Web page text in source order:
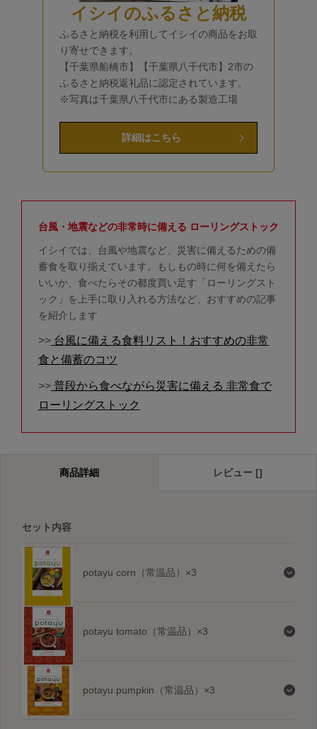
イシイのふるさと納税
ふるさと納税を利用してイシイの商品をお取
り寄せできます。
【千葉県船橋市】【千葉県八千代市】2市の
ふるさと納税返礼品に認定されています。
※写真は千葉県八千代市にある製造工場
詳細はこちら
台風・地震などの非常時に備える ローリングストック
イシイでは、台風や地震など、災害に備えるための備
蓄食を取り揃えています。もしもの時に何を備えたら
いいか、食べたらその都度買い足す「ローリングスト
ック」を上手に取り入れる方法など、おすすめの記事
を紹介します
>>台風に備える食料リスト！おすすめの非常
食と備蓄のコツ
>>普段から食べながら災害に備える 非常食で
ローリングストック
商品詳細 レビュー []
セット内容
potayu corn（常温品）×3
potayu tomato（常温品）×3
potayu pumpkin（常温品）×3